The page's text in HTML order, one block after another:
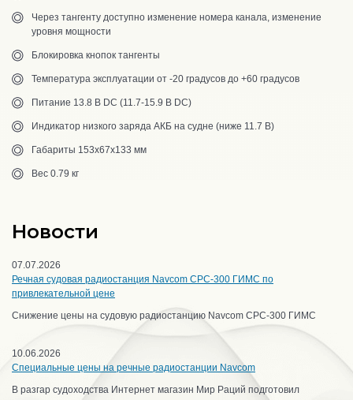
Через тангенту доступно изменение номера канала, изменение
уровня мощности
Блокировка кнопок тангенты
Температура эксплуатации от -20 градусов до +60 градусов
Питание 13.8 В DC (11.7-15.9 В DC)
Индикатор низкого заряда АКБ на судне (ниже 11.7 В)
Габариты 153х67х133 мм
Вес 0.79 кг
Новости
07.07.2026
Речная судовая радиостанция Navcom CPC-300 ГИМС по
привлекательной цене
Снижение цены на судовую радиостанцию Navcom CPC-300 ГИМС
10.06.2026
Специальные цены на речные радиостанции Navcom
В разгар судоходства Интернет магазин Мир Раций подготовил